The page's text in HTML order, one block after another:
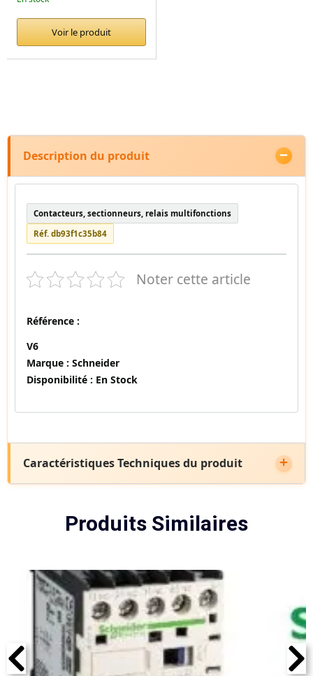
Voir le produit
Description du produit
Contacteurs, sectionneurs, relais multifonctions
Réf. db93f1c35b84
Noter cette article
Référence :
V6
Marque : Schneider
Disponibilité : En Stock
Caractéristiques Techniques du produit
Produits Similaires